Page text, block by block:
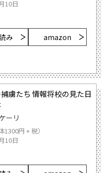
10日
み amazon
虜たち 情報将校の見た日
ーリ
円 + 税）
10日